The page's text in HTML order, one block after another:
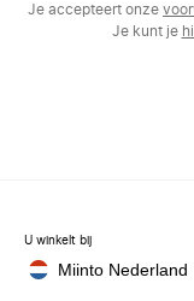
Je accepteert onze
Je kunt je
U winkelt bij
Miinto Nederland